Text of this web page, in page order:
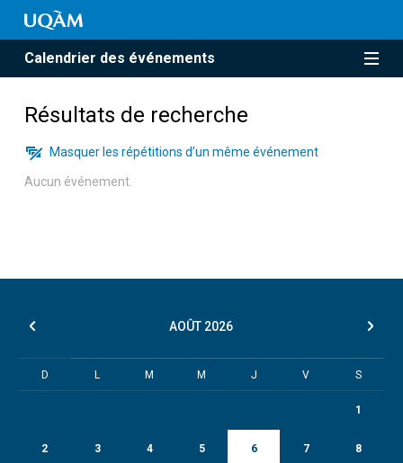
Calendrier des événements
Résultats de recherche
Masquer les répétitions d’un même événement
Aucun événement.
AOÛT 2026
D L M M J V S
1
2 3 4 5 6 7 8